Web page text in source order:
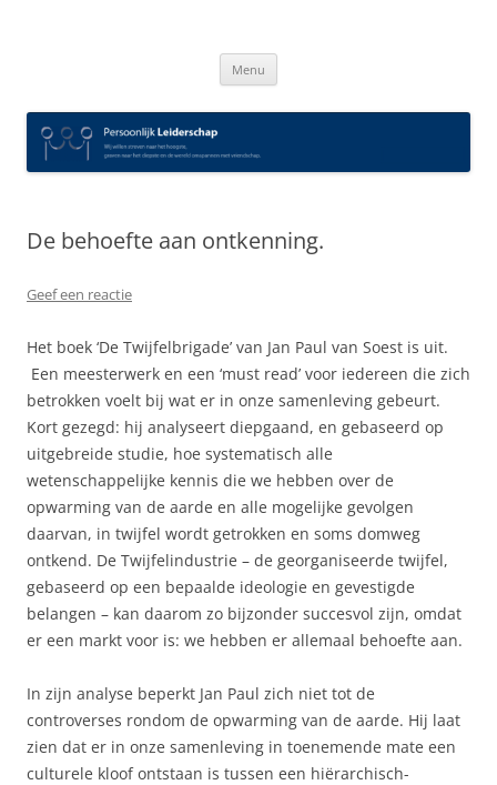
Menu
De behoefte aan ontkenning.
Geef een reactie
Het boek ‘De Twijfelbrigade’ van Jan Paul van Soest is uit.
Een meesterwerk en een ‘must read’ voor iedereen die zich
betrokken voelt bij wat er in onze samenleving gebeurt.
Kort gezegd: hij analyseert diepgaand, en gebaseerd op
uitgebreide studie, hoe systematisch alle
wetenschappelijke kennis die we hebben over de
opwarming van de aarde en alle mogelijke gevolgen
daarvan, in twijfel wordt getrokken en soms domweg
ontkend. De Twijfelindustrie – de georganiseerde twijfel,
gebaseerd op een bepaalde ideologie en gevestigde
belangen – kan daarom zo bijzonder succesvol zijn, omdat
er een markt voor is: we hebben er allemaal behoefte aan.
In zijn analyse beperkt Jan Paul zich niet tot de
controverses rondom de opwarming van de aarde. Hij laat
zien dat er in onze samenleving in toenemende mate een
culturele kloof ontstaan is tussen een hiërarchisch-